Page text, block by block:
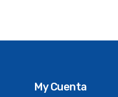
My Cuenta